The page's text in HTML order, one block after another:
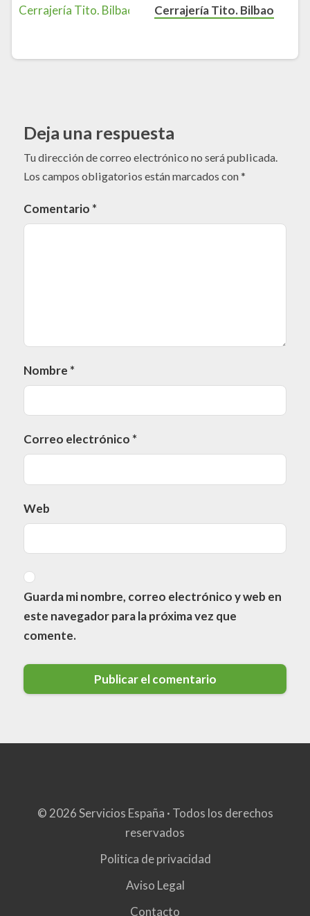
Cerrajería Tito. Bilbao
Deja una respuesta
Tu dirección de correo electrónico no será publicada.
Los campos obligatorios están marcados con*
Comentario *
Nombre *
Correo electrónico *
Web
Guarda mi nombre, correo electrónico y web en
este navegador para la próxima vez que
comente.
© 2026 Servicios España · Todos los derechos
reservados
Politica de privacidad
Aviso Legal
Contacto